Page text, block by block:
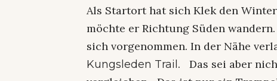
Als Startort hat sich Klek den
möchte er Richtung Süden
sich vorgenommen. In der Nähe
Kungsleden Trail. Das sei aber